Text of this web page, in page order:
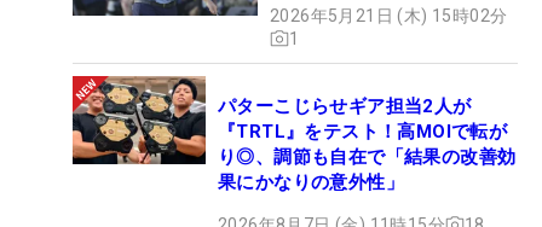
2026年5月21日 (木) 15時02分
1
パターこじらせギア担当2人が
『TRTL』をテスト！高MOIで転が
り◎、調節も自在で「結果の改善効
果にかなりの意外性」